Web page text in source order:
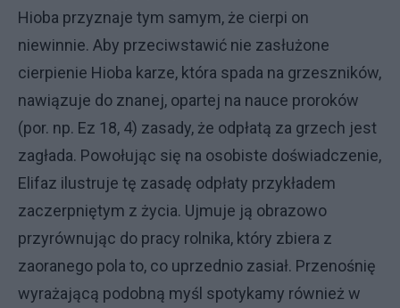
Hioba przyznaje tym samym, że cierpi on
niewinnie. Aby przeciwstawić nie za­służone
cierpienie Hioba karze, która spada na grzeszników,
nawiązuje do znanej, opartej na nauce proroków
(por. np. Ez 18, 4) zasady, że odpłatą za grzech jest
zagłada. Powołując się na osobiste doświadczenie,
Elifaz ilustruje tę zasadę odpłaty przykładem
zaczerpniętym z życia. Ujmuje ją obrazowo
przyrównując do pracy rol­nika, który zbiera z
zaoranego pola to, co uprzednio zasiał. Przenośnię
wyra­żającą podobną myśl spotykamy rów­nież w